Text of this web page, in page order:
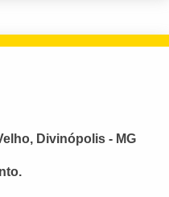
Divinópolis - MG